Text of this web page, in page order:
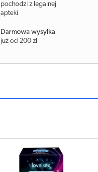
pochodzi z legalnej
apteki
Darmowa wysyłka
już od 200 zł